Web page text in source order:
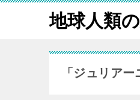
地球人類
「ジュリア